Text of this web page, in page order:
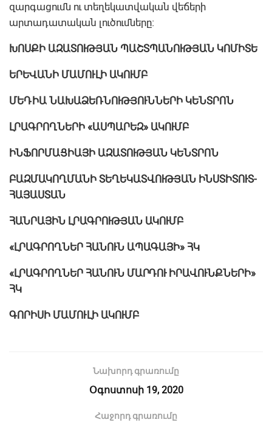
զարգացումն ու տեղեկատվական վեճերի
արտադատական լուծումները։
ԽՈՍՔԻ ԱԶԱՏՈՒԹՅԱՆ ՊԱՇՏՊԱՆՈՒԹՅԱՆ ԿՈՄԻՏԵ
ԵՐԵՎԱՆԻ ՄԱՄՈՒԼԻ ԱԿՈՒՄԲ
ՄԵԴԻԱ ՆԱԽԱՁԵՌՆՈՒԹՅՈՒՆՆԵՐԻ ԿԵՆՏՐՈՆ
ԼՐԱԳՐՈՂՆԵՐԻ «ԱՍՊԱՐԵԶ» ԱԿՈՒՄԲ
ԻՆՖՈՐՄԱՑԻԱՅԻ ԱԶԱՏՈՒԹՅԱՆ ԿԵՆՏՐՈՆ
ԲԱԶՄԱԿՈՂՄԱՆԻ ՏԵՂԵԿԱՏՎՈՒԹՅԱՆ ԻՆՍՏԻՏՈՒՏ-
ՀԱՅԱՍՏԱՆ
ՀԱՆՐԱՅԻՆ ԼՐԱԳՐՈՒԹՅԱՆ ԱԿՈՒՄԲ
«ԼՐԱԳՐՈՂՆԵՐ ՀԱՆՈՒՆ ԱՊԱԳԱՅԻ» ՀԿ
«ԼՐԱԳՐՈՂՆԵՐ ՀԱՆՈՒՆ ՄԱՐԴՈՒ ԻՐԱՎՈՒՆՔՆԵՐԻ»
ՀԿ
ԳՈՐԻՍԻ ՄԱՄՈՒԼԻ ԱԿՈՒՄԲ
Նախորդ գրառումը
Օգոստոսի 19, 2020
Հաջորդ գրառումը